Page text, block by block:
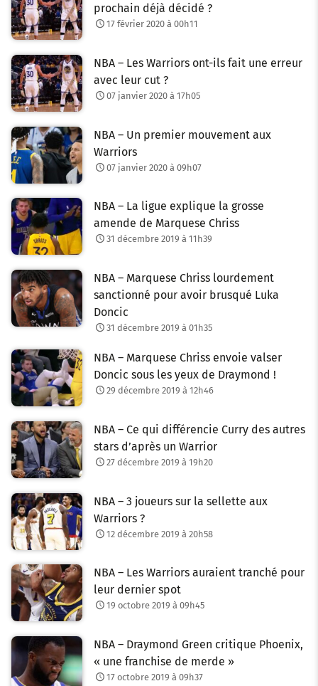
prochain déjà décidé ?
17 février 2020 à 00h11
NBA – Les Warriors ont-ils fait une erreur
avec leur cut ?
07 janvier 2020 à 17h05
NBA – Un premier mouvement aux
Warriors
07 janvier 2020 à 09h07
NBA – La ligue explique la grosse
amende de Marquese Chriss
31 décembre 2019 à 11h39
NBA – Marquese Chriss lourdement
sanctionné pour avoir brusqué Luka
Doncic
31 décembre 2019 à 01h35
NBA – Marquese Chriss envoie valser
Doncic sous les yeux de Draymond !
29 décembre 2019 à 12h46
NBA – Ce qui différencie Curry des autres
stars d’après un Warrior
27 décembre 2019 à 19h20
NBA – 3 joueurs sur la sellette aux
Warriors ?
12 décembre 2019 à 20h58
NBA – Les Warriors auraient tranché pour
leur dernier spot
19 octobre 2019 à 09h45
NBA – Draymond Green critique Phoenix,
« une franchise de merde »
17 octobre 2019 à 09h37